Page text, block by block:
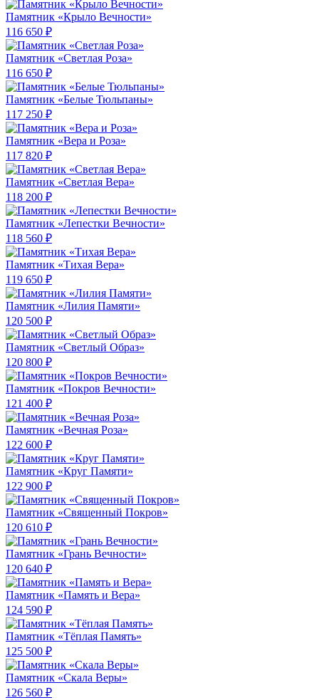
Памятник «Крыло Вечности»
116 650 ₽
Памятник «Светлая Роза»
116 650 ₽
Памятник «Белые Тюльпаны»
117 250 ₽
Памятник «Вера и Роза»
117 820 ₽
Памятник «Светлая Вера»
118 200 ₽
Памятник «Лепестки Вечности»
118 560 ₽
Памятник «Тихая Вера»
119 650 ₽
Памятник «Лилия Памяти»
120 500 ₽
Памятник «Светлый Образ»
120 800 ₽
Памятник «Покров Вечности»
121 400 ₽
Памятник «Вечная Роза»
122 600 ₽
Памятник «Круг Памяти»
122 900 ₽
Памятник «Священный Покров»
120 610 ₽
Памятник «Грань Вечности»
120 640 ₽
Памятник «Память и Вера»
124 590 ₽
Памятник «Тёплая Память»
125 500 ₽
Памятник «Скала Веры»
126 560 ₽